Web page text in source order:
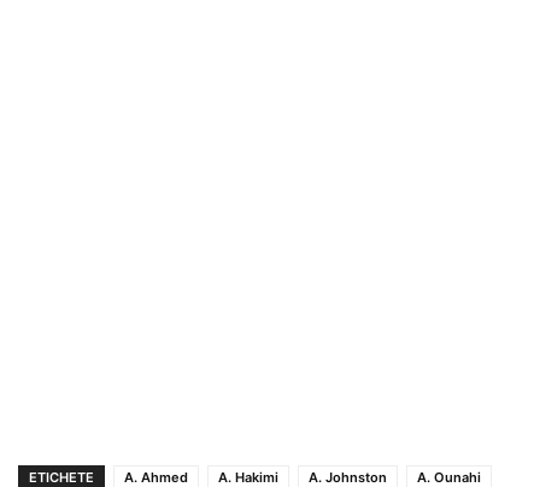
ETICHETE A. Ahmed A. Hakimi A. Johnston
A. Ounahi